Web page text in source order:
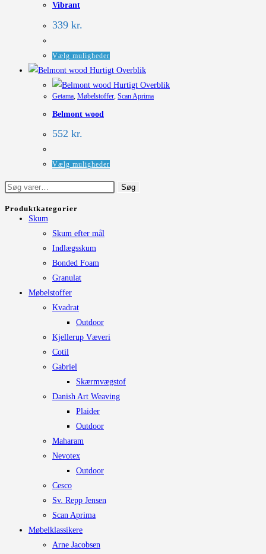
vælges
Vibrant
339 kr.
Vælg muligheder
vare
har
flere
vælges
varesiden
Hurtigt Overblik
Hurtigt Overblik
Getama, Møbelstoffer, Scan Aprima
Belmont wood
552 kr.
Vælg muligheder
har
Søg
Søg
Produktkategorier
Skum
Skum efter mål
Indlægsskum
Bonded Foam
Granulat
Møbelstoffer
Kvadrat
Outdoor
Kjellerup Væveri
Cotil
Gabriel
Skærmvægstof
Danish Art Weaving
Plaider
Outdoor
Maharam
Nevotex
Outdoor
Cesco
Sv. Repp Jensen
Scan Aprima
Møbelklassikere
Arne Jacobsen